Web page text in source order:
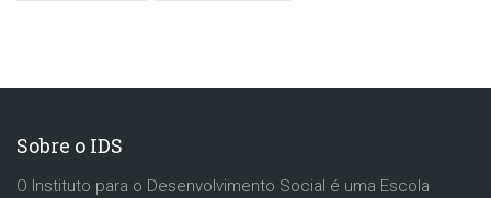
Sobre o IDS
O Instituto para o Desenvolvimento Social é uma Escola